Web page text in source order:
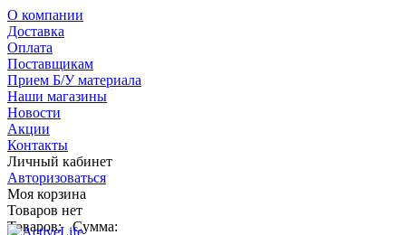
О компании
Доставка
Оплата
Поставщикам
Прием Б/У материала
Наши магазины
Новости
Акции
Контакты
Личный кабинет
Авторизоваться
Моя корзина
Товаров нет
Товаров: Сумма: